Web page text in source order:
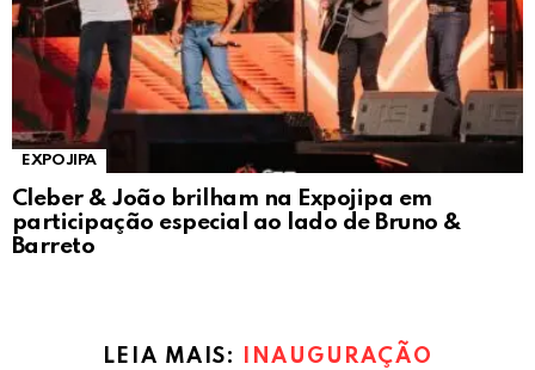
EXPOJIPA
Cleber & João brilham na Expojipa em
participação especial ao lado de Bruno &
Barreto
LEIA MAIS: INAUGURAÇÃO